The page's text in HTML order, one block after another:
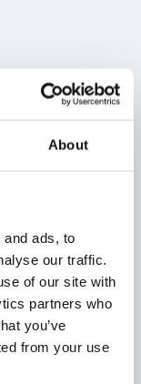
About
ads, to
our traffic.
of our site with
partners who
you’ve
from your use